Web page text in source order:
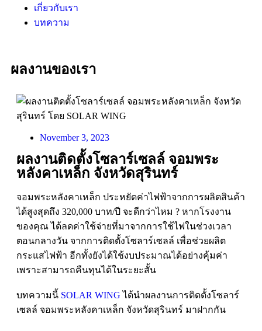
เกี่ยวกับเรา
บทความ
ผลงานของเรา
November 3, 2023
ผลงานติดตั้งโซลาร์เซลล์ จอมพระ
หลังคาเหล็ก จังหวัดสุรินทร์
จอมพระหลังคาเหล็ก ประหยัดค่าไฟฟ้าจากการผลิตสินค้า
ได้สูงสุดถึง 320,000 บาท/ปี จะดีกว่าไหม ? หากโรงงาน
ของคุณ ได้ลดค่าใช้จ่ายที่มาจากการใช้ไฟในช่วงเวลา
ตอนกลางวัน จากการติดตั้งโซลาร์เซลล์ เพื่อช่วยผลิต
กระแสไฟฟ้า อีกทั้งยังได้ใช้งบประมาณได้อย่างคุ้มค่า
เพราะสามารถคืนทุนได้ในระยะสั้น
บทความนี้ SOLAR WING ได้นำผลงานการติดตั้งโซลาร์
เซลล์ จอมพระหลังคาเหล็ก จังหวัดสุรินทร์ มาฝากกัน